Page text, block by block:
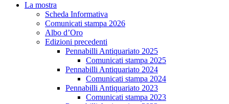
La mostra
Scheda Informativa
Comunicati stampa 2026
Albo d’Oro
Edizioni precedenti
Pennabilli Antiquariato 2025
Comunicati stampa 2025
Pennabilli Antiquariato 2024
Comunicati stampa 2024
Pennabilli Antiquariato 2023
Comunicati stampa 2023